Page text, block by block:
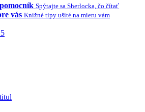
Spýtajte sa Sherlocka, čo čítať
vás Knižné tipy ušité na mieru vám